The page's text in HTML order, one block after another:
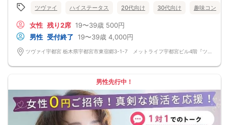
ツヴァイ ハイステータス 20代向け 30代向け 趣味コン
女性 残り2席 19〜39歳 500円
男性 受付終了 19〜39歳 4,000円
男性先行中！